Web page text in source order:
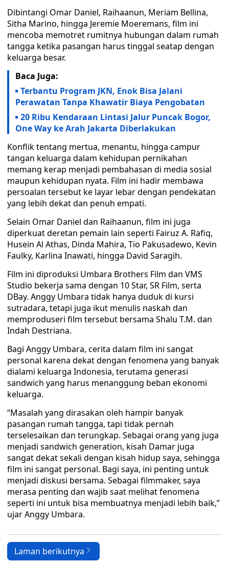
Dibintangi Omar Daniel, Raihaanun, Meriam Bellina,
Sitha Marino, hingga Jeremie Moeremans, film ini
mencoba memotret rumitnya hubungan dalam rumah
tangga ketika pasangan harus tinggal seatap dengan
keluarga besar.
Baca Juga:
Terbantu Program JKN, Enok Bisa Jalani
Perawatan Tanpa Khawatir Biaya Pengobatan
20 Ribu Kendaraan Lintasi Jalur Puncak Bogor,
One Way ke Arah Jakarta Diberlakukan
Konflik tentang mertua, menantu, hingga campur
tangan keluarga dalam kehidupan pernikahan
memang kerap menjadi pembahasan di media sosial
maupun kehidupan nyata. Film ini hadir membawa
persoalan tersebut ke layar lebar dengan pendekatan
yang lebih dekat dan penuh empati.
Selain Omar Daniel dan Raihaanun, film ini juga
diperkuat deretan pemain lain seperti Fairuz A. Rafiq,
Husein Al Athas, Dinda Mahira, Tio Pakusadewo, Kevin
Faulky, Karlina Inawati, hingga David Saragih.
Film ini diproduksi Umbara Brothers Film dan VMS
Studio bekerja sama dengan 10 Star, SR Film, serta
DBay. Anggy Umbara tidak hanya duduk di kursi
sutradara, tetapi juga ikut menulis naskah dan
memproduseri film tersebut bersama Shalu T.M. dan
Indah Destriana.
Bagi Anggy Umbara, cerita dalam film ini sangat
personal karena dekat dengan fenomena yang banyak
dialami keluarga Indonesia, terutama generasi
sandwich yang harus menanggung beban ekonomi
keluarga.
“Masalah yang dirasakan oleh hampir banyak
pasangan rumah tangga, tapi tidak pernah
terselesaikan dan terungkap. Sebagai orang yang juga
menjadi sandwich generation, kisah Damar juga
sangat dekat sekali dengan kisah hidup saya, sehingga
film ini sangat personal. Bagi saya, ini penting untuk
menjadi diskusi bersama. Sebagai filmmaker, saya
merasa penting dan wajib saat melihat fenomena
seperti ini untuk bisa membuatnya menjadi lebih baik,”
ujar Anggy Umbara.
Laman berikutnya